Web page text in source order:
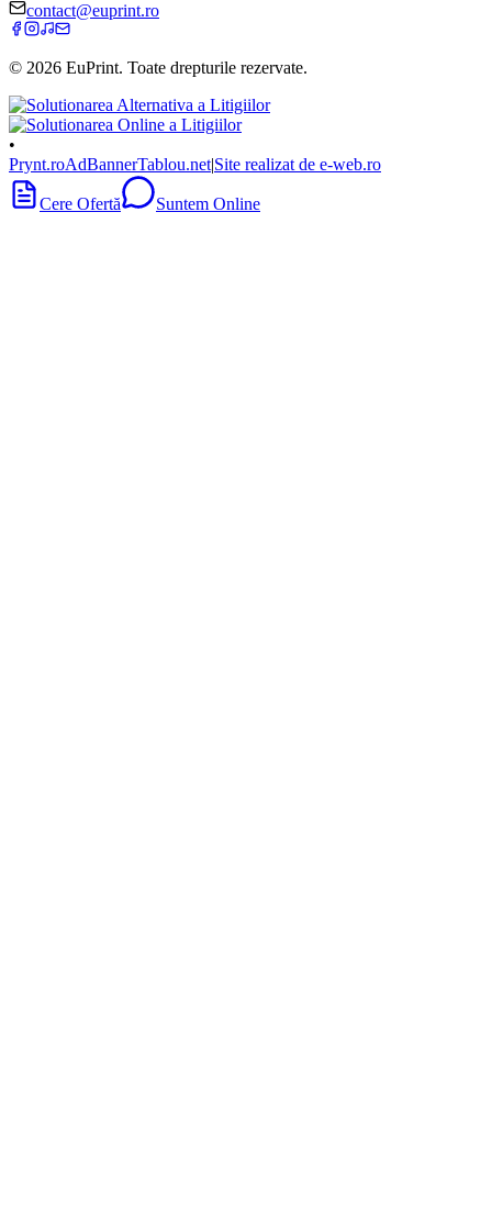
contact@euprint.ro
© 2026 EuPrint. Toate drepturile rezervate.
•
Prynt.roAdBannerTablou.net|Site realizat de e-web.ro
Cere Ofertă Suntem Online